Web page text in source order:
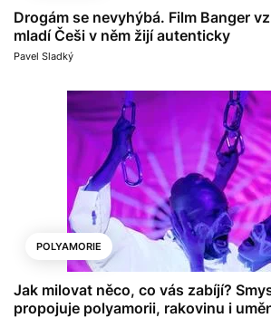
Drogám se nevyhýbá. Film Banger
mladí Češi v něm žijí autenticky
Pavel Sladký
POLYAMORIE
Jak milovat něco, co vás zabíjí?
propojuje polyamorii, rakovinu i